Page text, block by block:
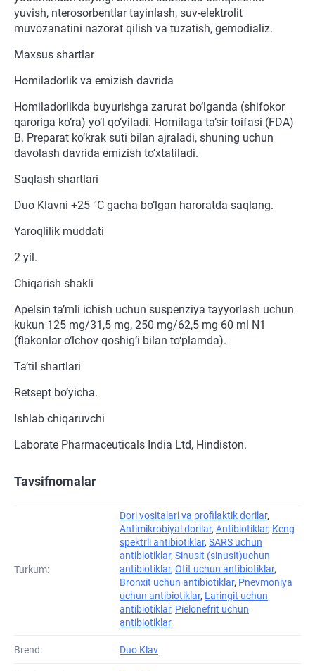
yuvish, nterosorbentlar tayinlash, suv-elektrolit
muvozanatini nazorat qilish va tuzatish, gemodializ.
Maxsus shartlar
Homiladorlik va emizish davrida
Homiladorlikda buyurishga zarurat bo‘lganda (shifokor
qaroriga ko‘ra) yo‘l qo‘yiladi. Homilaga ta’sir toifasi (FDA)
B. Preparat ko‘krak suti bilan ajraladi, shuning uchun
davolash davrida emizish to‘xtatiladi.
Saqlash shartlari
Duo Klavni +25 °C gacha bo‘lgan haroratda saqlang.
Yaroqlilik muddati
2 yil.
Chiqarish shakli
Apelsin ta’mli ichish uchun suspenziya tayyorlash uchun
kukun 125 mg/31,5 mg, 250 mg/62,5 mg 60 ml N1
(flakonlar o‘lchov qoshig‘i bilan to‘plamda).
Ta’til shartlari
Retsept bo‘yicha.
Ishlab chiqaruvchi
Laborate Pharmaceuticals India Ltd, Hindiston.
Tavsifnomalar
Turkum:
Dori vositalari va profilaktik dorilar,
Antimikrobiyal dorilar, Antibiotiklar, Keng
spektrli antibiotiklar, SARS uchun
antibiotiklar, Sinusit (sinusit)uchun
antibiotiklar, Otit uchun antibiotiklar,
Bronxit uchun antibiotiklar, Pnevmoniya
uchun antibiotiklar, Laringit uchun
antibiotiklar, Pielonefrit uchun
antibiotiklar
Brend: Duo Klav